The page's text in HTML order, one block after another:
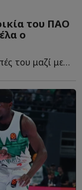
του ΠΑΟ
ο
Ο 32χρονος σέντερ στις διακοπές του μαζί με τους συμπατριώτες τ...